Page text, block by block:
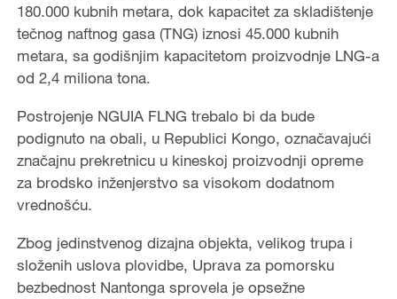
180.000 kubnih metara, dok kapacitet za skladištenje
tečnog naftnog gasa (TNG) iznosi 45.000 kubnih
metara, sa godišnjim kapacitetom proizvodnje LNG-a
od 2,4 miliona tona.
Postrojenje NGUIA FLNG trebalo bi da bude
podignuto na obali, u Republici Kongo, označavajući
značajnu prekretnicu u kineskoj proizvodnji opreme
za brodsko inženjerstvo sa visokom dodatnom
vrednošću.
Zbog jedinstvenog dizajna objekta, velikog trupa i
složenih uslova plovidbe, Uprava za pomorsku
bezbednost Nantonga sprovela je opsežne